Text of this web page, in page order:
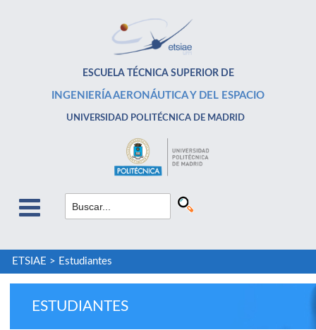
ESCUELA TÉCNICA SUPERIOR DE
INGENIERÍA AERONÁUTICA Y DEL ESPACIO
UNIVERSIDAD POLITÉCNICA DE MADRID
ETSIAE > Estudiantes
ESTUDIANTES